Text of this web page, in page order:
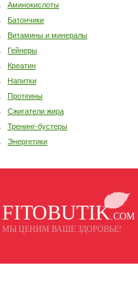
Аминокислоты
Батончики
Витамины и минералы
Гейнеры
Креатин
Напитки
Протеины
Сжигатели жира
Тренинг-бустеры
Энергетики
FITOBUTIK.COM
МЫ ЦЕНИМ ВАШЕ ЗДОРОВЬЕ!